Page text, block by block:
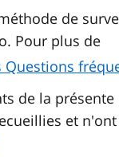
de
Pour plus de
Questions
de la présente
et